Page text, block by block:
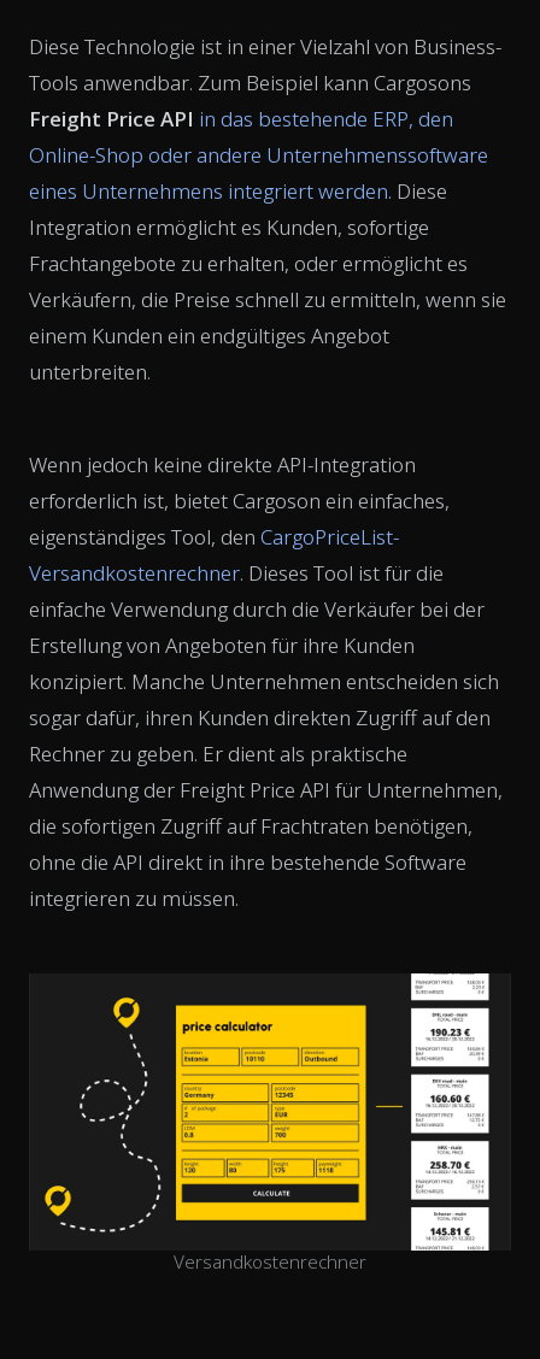
Diese Technologie ist in einer Vielzahl von Business-
Tools anwendbar. Zum Beispiel kann Cargosons
Freight Price API in das bestehende ERP, den
Online-Shop oder andere Unternehmenssoftware
eines Unternehmens integriert werden. Diese
Integration ermöglicht es Kunden, sofortige
Frachtangebote zu erhalten, oder ermöglicht es
Verkäufern, die Preise schnell zu ermitteln, wenn sie
einem Kunden ein endgültiges Angebot
unterbreiten.
Wenn jedoch keine direkte API-Integration
erforderlich ist, bietet Cargoson ein einfaches,
eigenständiges Tool, den CargoPriceList-
Versandkostenrechner. Dieses Tool ist für die
einfache Verwendung durch die Verkäufer bei der
Erstellung von Angeboten für ihre Kunden
konzipiert. Manche Unternehmen entscheiden sich
sogar dafür, ihren Kunden direkten Zugriff auf den
Rechner zu geben. Er dient als praktische
Anwendung der Freight Price API für Unternehmen,
die sofortigen Zugriff auf Frachtraten benötigen,
ohne die API direkt in ihre bestehende Software
integrieren zu müssen.
Versandkostenrechner